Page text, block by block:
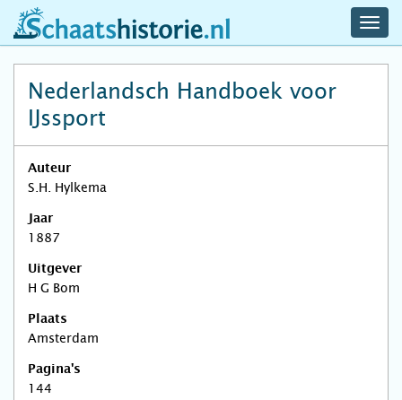
schaatshistorie.nl
Nederlandsch Handboek voor
IJssport
Auteur
S.H. Hylkema
Jaar
1887
Uitgever
H G Bom
Plaats
Amsterdam
Pagina's
144